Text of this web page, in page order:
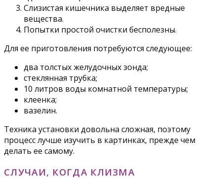
Слизистая кишечника выделяет вредные
вещества.
Попытки простой очистки бесполезны.
Для ее приготовления потребуются следующее:
два толстых желудочных зонда;
стеклянная трубка;
10 литров воды комнатной температуры;
клеенка;
вазелин.
Техника установки довольна сложная, поэтому
процесс лучше изучить в картинках, прежде чем
делать ее самому.
СЛУЧАИ, КОГДА КЛИЗМА